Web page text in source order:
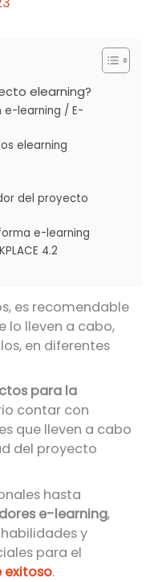
elearning?
e-learning / E-
elearning
del proyecto
e-learning
4.2
es recomendable
lo lleven a cabo,
en diferentes
para la
contar con
que lleven a cabo
del proyecto
hasta
e-learning,
y
para el
exitoso.